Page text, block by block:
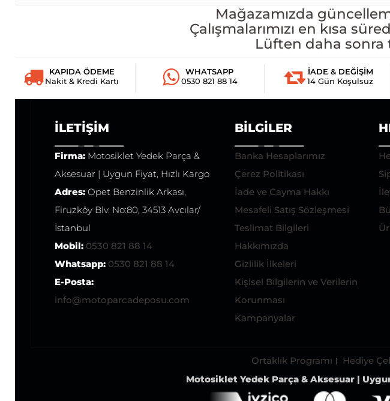
Mağazamızda
Çalışmalarımızı en kısa
Lüften daha
KAPIDA ÖDEME
Nakit & Kredi Kartı
WHATSAPP
0530 821 88 14
İADE & DEĞİŞİM
14 Gün Koşulsuz
İLETIŞIM
Firma: Motosiklet Yedek Parça &
Aksesuar | Uygun Fiyat, Hızlı Kargo
Adres: Opet Benzinlik Arkası,
Firuzköy Blv. No:80, 34513 Avcılar/
İstanbul
Mobil: 0530 821 88 14
Whatsapp: 0530 821 88 14
E-Posta:
info@motoparcadeposu.com
BILGILER
Banka Hesaplarımız
Çerez Politikası
İade ve Cayma Hakkı
Mesafeli Satış Sözleşmesi
Teslimat Bilgileri
Hakkımızda
Gizlilik İlkeleri
Kişisel Bilgilerin ve Verilerin
Korunması
Kampanyalar
Ortaklık Programı Hediye
Motosiklet Yedek Parça & Aksesuar |